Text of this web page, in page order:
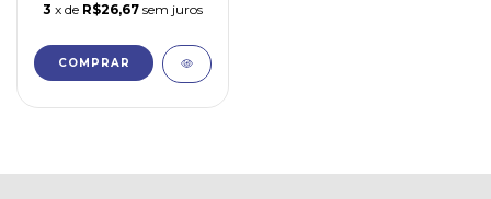
3 x de R$26,67 sem juros